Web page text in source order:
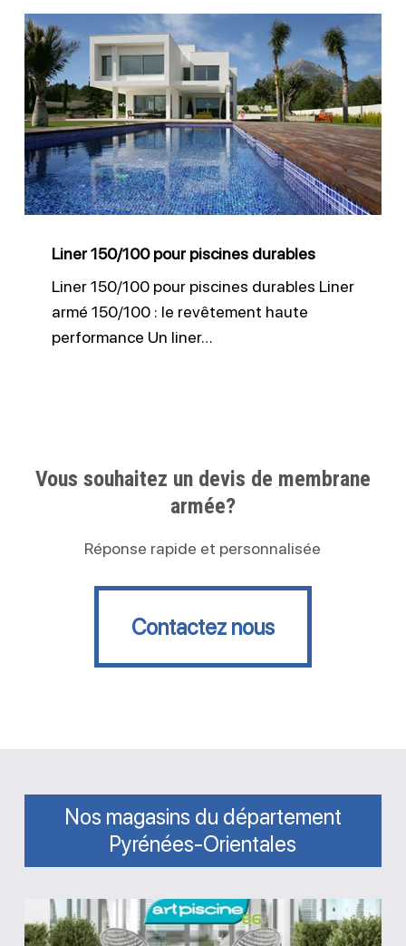
Liner
150/100
pour
piscines
durables
Liner 150/100 pour piscines durables
Liner 150/100 pour piscines durables Liner
armé 150/100 : le revêtement haute
performance Un liner…
Vous souhaitez un devis de membrane
armée?
Réponse rapide et personnalisée
Contactez nous
Contactez nous
Nos magasins du département
Pyrénées-Orientales
Magasin